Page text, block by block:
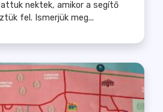
nektek, amikor a segítő
fel. Ismerjük meg...